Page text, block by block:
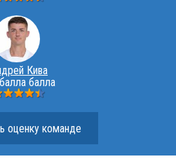
Кива
балла
оценку команде